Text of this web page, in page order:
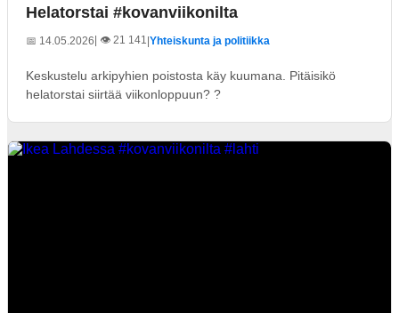
Helatorstai #kovanviikonilta
📅 14.05.2026| 👁️ 21 141 Yhteiskunta ja politiikka
Keskustelu arkipyhien poistosta käy kuumana. Pitäisikö
helatorstai siirtää viikonloppuun? ?